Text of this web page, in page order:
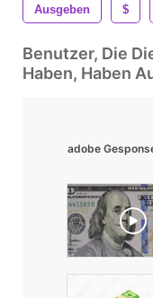
Ausgeben $
Benutzer, Die
Haben, Haben
adobe